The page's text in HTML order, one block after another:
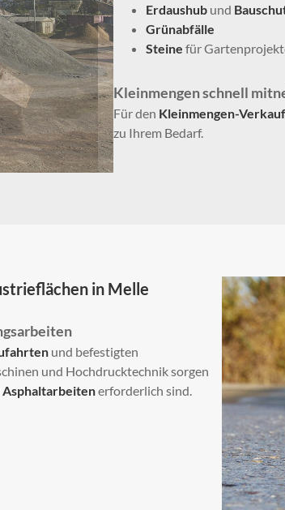
Erdaushubund
Grünabfälle
Steine für
Kleinmengen schnell
Für den Kleinmengen-Verkauf
zu Ihrem Bedarf.
in Melle
und befestigten
und Hochdrucktechnik sorgen
Asphaltarbeitenerforderlich sind.